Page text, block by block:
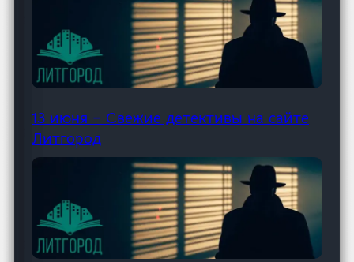
13 июня – Свежие детективы на сайте
Литгород